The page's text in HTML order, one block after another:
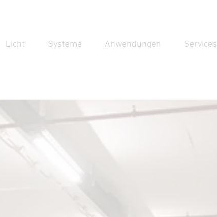
Licht Systeme Anwendungen Services